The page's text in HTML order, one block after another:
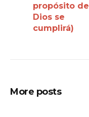
propósito de
Dios se
cumplirá)
More posts